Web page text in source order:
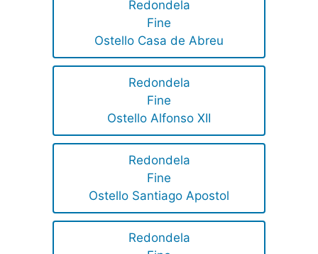
Redondela
Fine
Ostello Casa de Abreu
Redondela
Fine
Ostello Alfonso XII
Redondela
Fine
Ostello Santiago Apostol
Redondela